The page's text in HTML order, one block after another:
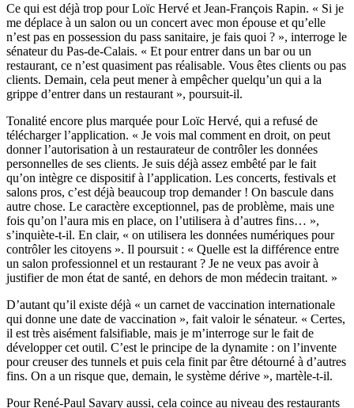
Ce qui est déjà trop pour Loïc Hervé et Jean-François Rapin. « Si je
me déplace à un salon ou un concert avec mon épouse et qu’elle
n’est pas en possession du pass sanitaire, je fais quoi ? », interroge le
sénateur du Pas-de-Calais. « Et pour entrer dans un bar ou un
restaurant, ce n’est quasiment pas réalisable. Vous êtes clients ou pas
clients. Demain, cela peut mener à empêcher quelqu’un qui a la
grippe d’entrer dans un restaurant », poursuit-il.
Tonalité encore plus marquée pour Loïc Hervé, qui a refusé de
télécharger l’application. « Je vois mal comment en droit, on peut
donner l’autorisation à un restaurateur de contrôler les données
personnelles de ses clients. Je suis déjà assez embêté par le fait
qu’on intègre ce dispositif à l’application. Les concerts, festivals et
salons pros, c’est déjà beaucoup trop demander ! On bascule dans
autre chose. Le caractère exceptionnel, pas de problème, mais une
fois qu’on l’aura mis en place, on l’utilisera à d’autres fins… »,
s’inquiète-t-il. En clair, « on utilisera les données numériques pour
contrôler les citoyens ». Il poursuit : « Quelle est la différence entre
un salon professionnel et un restaurant ? Je ne veux pas avoir à
justifier de mon état de santé, en dehors de mon médecin traitant. »
D’autant qu’il existe déjà « un carnet de vaccination internationale
qui donne une date de vaccination », fait valoir le sénateur. « Certes,
il est très aisément falsifiable, mais je m’interroge sur le fait de
développer cet outil. C’est le principe de la dynamite : on l’invente
pour creuser des tunnels et puis cela finit par être détourné à d’autres
fins. On a un risque que, demain, le système dérive », martèle-t-il.
Pour René-Paul Savary aussi, cela coince au niveau des restaurants